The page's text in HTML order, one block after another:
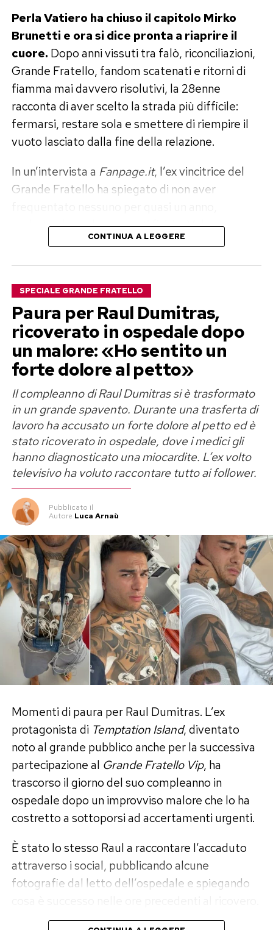
Perla Vatiero ha chiuso il capitolo Mirko
Brunetti e ora si dice pronta a riaprire il
cuore. Dopo anni vissuti tra falò, riconciliazioni,
Grande Fratello, fandom scatenati e ritorni di
fiamma mai davvero risolutivi, la 28enne
racconta di aver scelto la strada più difficile:
fermarsi, restare sola e smettere di riempire il
vuoto lasciato dalla fine della relazione.
In un’intervista a Fanpage.it, l’ex vincitrice del
Grande Fratello ha spiegato di non aver
escludendo anche rapporti fisici. «Volevo
disintossicarmi del tutto ed elaborare il dolore»,
persona al centro della propria vita.
Perla Vatiero: «Con Mirko un amore
vero, ma diventato tossico»
Il rapporto tra Perla Vatiero e Mirko Brunetti
aveva conquistato il pubblico diTemptation
Islandnel 2023, trasformandosi poi in una delle
saghe sentimentali più seguite sui social. Cinque
anni di convivenza, una rottura davanti alle
telecamere, nuovi legami, il riavvicinamento
nella Casa del Grande Fratello e infine il
tentativo di ricominciare una volta terminato il
reality.
Oggi Perla non rinnega ciò che ha provato. «È la
risposta a un amore che è stato vero», ha
spiegato parlando dei “Perletti”, i sostenitori
che continuano a sperare in un ritorno di coppia.
Quell’amore, però, era diventato «tossico»
perché vissuto in una simbiosi totale che aveva
finito per compromettere il rapporto. I due
avrebbero provato a ricucire per circa due mesi
continuare avrebbe significato ripetere gli stessi
errori. Ora, assicura lei, tra loro non esiste alcun
contatto.
Un anno senza frequentazioni:
«Dovevo elaborare il dolore»
Vatiero una scelta precisa. Nessuna relazione di
passaggio, nessun flirt estivo buono per
riempire le pagine di gossip e neppure la ricerca
per scelta mia, non ho avuto alcun tipo di
CONTINUA A LEGGERE
SPECIALE GRANDE FRATELLO
Paura per Raul Dumitras,
ricoverato in ospedale dopo
un malore: «Ho sentito un
forte dolore al petto»
Il compleanno di Raul Dumitras si è trasformato
in un grande spavento. Durante una trasferta di
lavoro ha accusato un forte dolore al petto ed è
stato ricoverato in ospedale, dove i medici gli
hanno diagnosticato una miocardite. L’ex volto
televisivo ha voluto raccontare tutto ai follower.
Pubblicato il
Autore Luca Arnaù
Momenti di paura per Raul Dumitras. L’ex
protagonista di Temptation Island, diventato
noto al grande pubblico anche per la successiva
partecipazione al Grande Fratello Vip, ha
trascorso il giorno del suo compleanno in
ospedale dopo un improvviso malore che lo ha
costretto a sottoporsi ad accertamenti urgenti.
È stato lo stesso Raul a raccontare l’accaduto
attraverso i social, pubblicando alcune
fotografie dal letto dell’ospedale e spiegando